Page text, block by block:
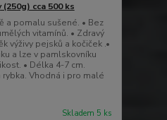
cca 500 ks
a pomalu sušené. • Bez
vitamínů. • Zdravý
výživy pejsků a kočiček .•
a lze v pamlskovníku
• Délka 4-7 cm.
Vhodná i pro malé
Skladem 5 ks